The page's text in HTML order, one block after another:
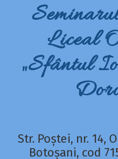
Liceal
„Sfântul
Str. Poștei, nr. 14,
Botoșani, cod